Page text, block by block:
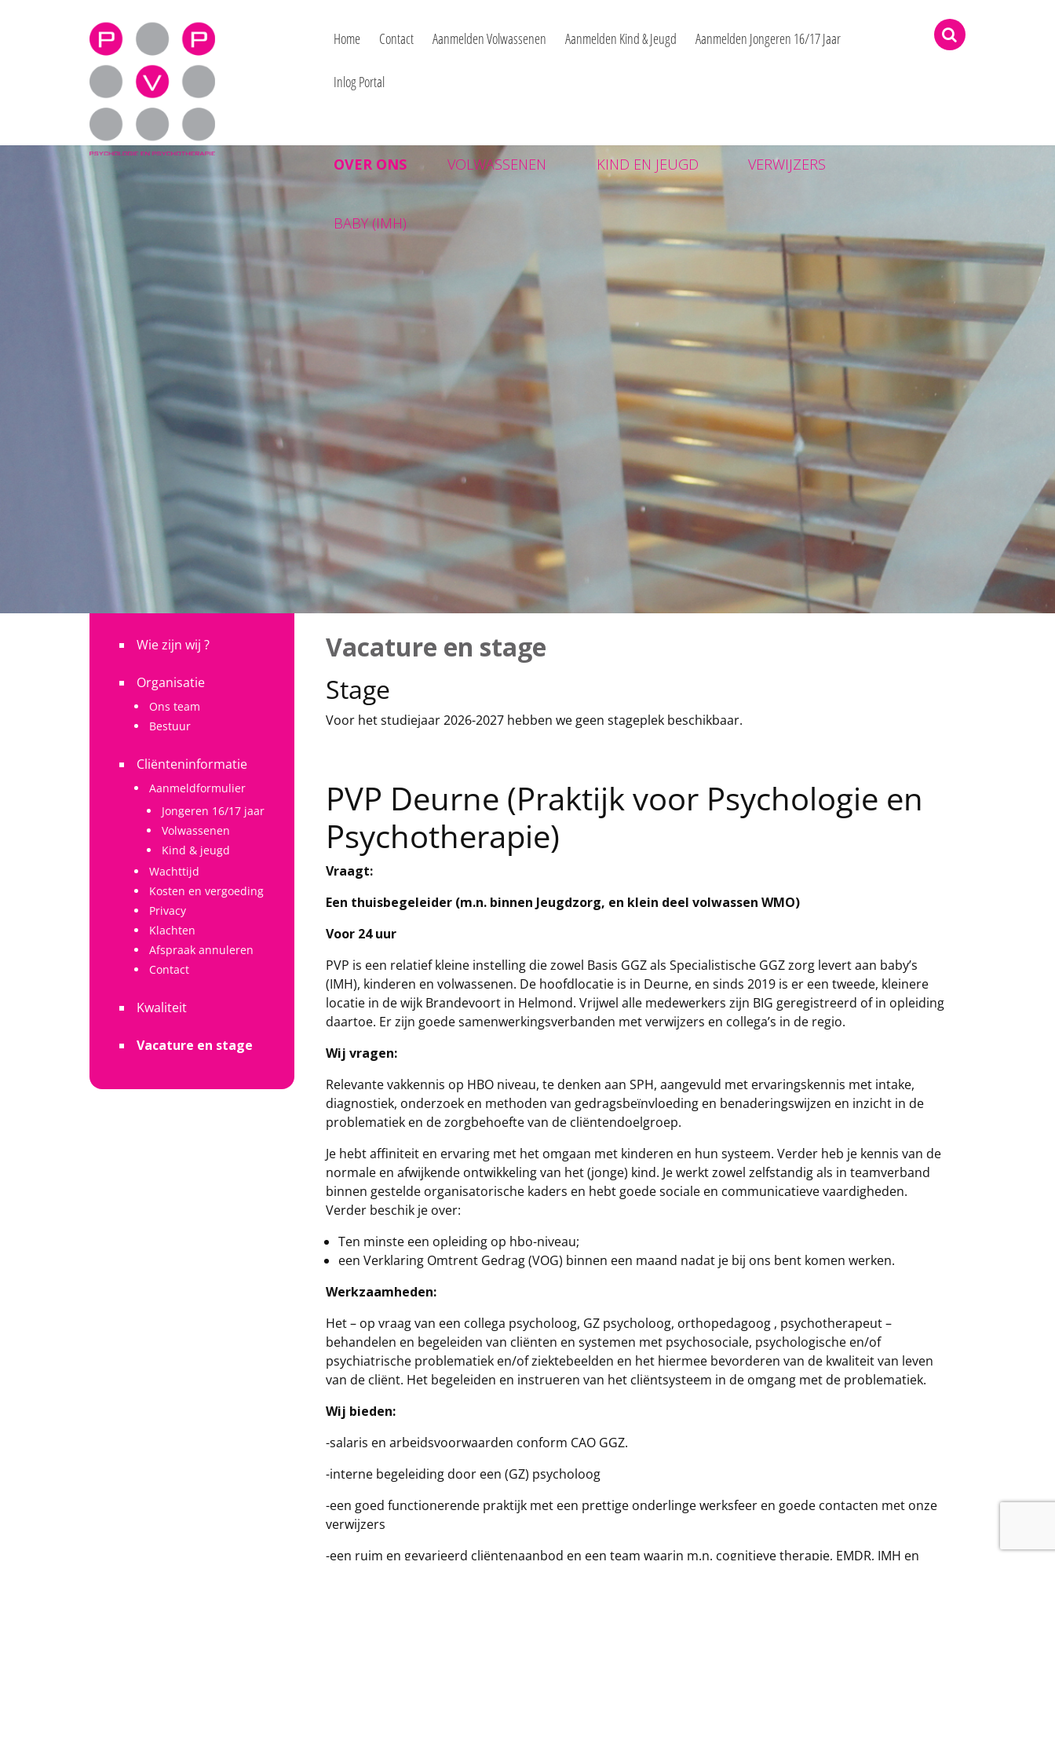
praktijk voor psychologie deurne - pvpdeurne
Home Contact Aanmelden Volwassenen Aanmelden Kind & Jeugd Aanmelden Jongeren 16/17 Jaar
Inlog Portal
OVER ONS VOLWASSENEN KIND EN JEUGD VERWIJZERS
BABY (IMH)
Wie zijn wij ?
Organisatie
Ons team
Bestuur
Cliënteninformatie
Aanmeldformulier
Jongeren 16/17 jaar
Volwassenen
Kind & jeugd
Wachttijd
Kosten en vergoeding
Privacy
Klachten
Afspraak annuleren
Contact
Kwaliteit
Vacature en stage
Vacature en stage
Stage
Voor het studiejaar 2026-2027 hebben we geen stageplek beschikbaar.
PVP Deurne (Praktijk voor Psychologie en
Psychotherapie)
Vraagt:
Een thuisbegeleider (m.n. binnen Jeugdzorg, en klein deel volwassen WMO)
Voor 24 uur
PVP is een relatief kleine instelling die zowel Basis GGZ als Specialistische GGZ zorg levert aan baby’s
(IMH), kinderen en volwassenen. De hoofdlocatie is in Deurne, en sinds 2019 is er een tweede, kleinere
locatie in de wijk Brandevoort in Helmond. Vrijwel alle medewerkers zijn BIG geregistreerd of in opleiding
daartoe. Er zijn goede samenwerkingsverbanden met verwijzers en collega’s in de regio.
Wij vragen:
Relevante vakkennis op HBO niveau, te denken aan SPH, aangevuld met ervaringskennis met intake,
diagnostiek, onderzoek en methoden van gedragsbeïnvloeding en benaderingswijzen en inzicht in de
problematiek en de zorgbehoefte van de cliëntendoelgroep.
Je hebt affiniteit en ervaring met het omgaan met kinderen en hun systeem. Verder heb je kennis van de
normale en afwijkende ontwikkeling van het (jonge) kind. Je werkt zowel zelfstandig als in teamverband
binnen gestelde organisatorische kaders en hebt goede sociale en communicatieve vaardigheden.
Verder beschik je over:
Ten minste een opleiding op hbo-niveau;
een Verklaring Omtrent Gedrag (VOG) binnen een maand nadat je bij ons bent komen werken.
Werkzaamheden:
Het – op vraag van een collega psycholoog, GZ psycholoog, orthopedagoog , psychotherapeut –
behandelen en begeleiden van cliënten en systemen met psychosociale, psychologische en/of
psychiatrische problematiek en/of ziektebeelden en het hiermee bevorderen van de kwaliteit van leven
van de cliënt. Het begeleiden en instrueren van het cliëntsysteem in de omgang met de problematiek.
Wij bieden:
-salaris en arbeidsvoorwaarden conform CAO GGZ.
-interne begeleiding door een (GZ) psycholoog
-een goed functionerende praktijk met een prettige onderlinge werksfeer en goede contacten met onze
verwijzers
-een ruim en gevarieerd cliëntenaanbod en een team waarin m.n. cognitieve therapie, EMDR, IMH en